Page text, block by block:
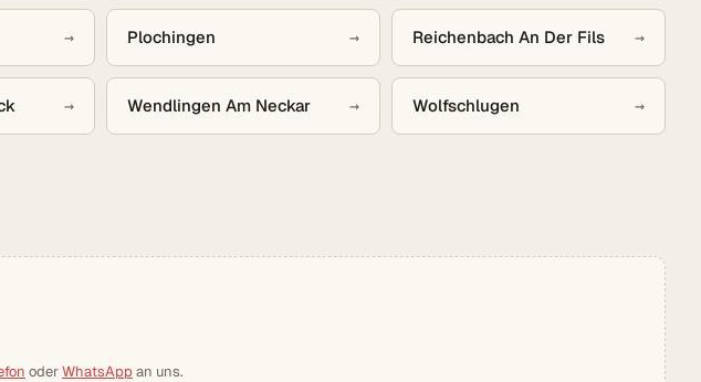
→ Plochingen → Reichenbach An Der Fils →
→ Wendlingen Am Neckar → Wolfschlugen →
oderWhatsAppan uns.